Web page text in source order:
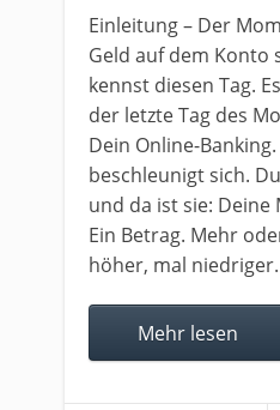
Einleitung – Der
Geld auf dem Konto
kennst diesen Tag.
der letzte Tag des
Dein Online-
beschleunigt sich.
und da ist sie: Deine
Ein Betrag. Mehr
höher, mal
Mehr lesen